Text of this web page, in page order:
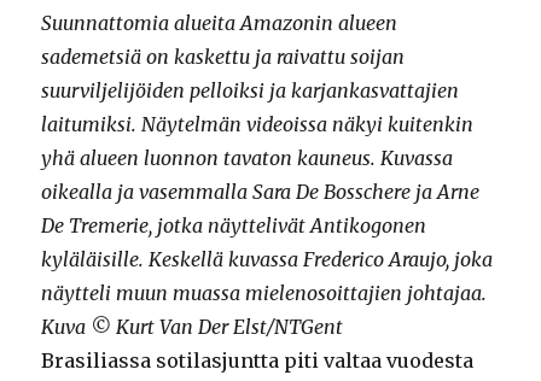
Suunnattomia alueita Amazonin alueen
sademetsiä on kaskettu ja raivattu soijan
suurviljelijöiden pelloiksi ja karjankasvattajien
laitumiksi. Näytelmän videoissa näkyi kuitenkin
yhä alueen luonnon tavaton kauneus. Kuvassa
oikealla ja vasemmalla Sara De Bosschere ja Arne
De Tremerie, jotka näyttelivät Antikogonen
kyläläisille. Keskellä kuvassa Frederico Araujo, joka
näytteli muun muassa mielenosoittajien johtajaa.
Kuva © Kurt Van Der Elst/NTGent
Brasiliassa sotilasjuntta piti valtaa vuodesta